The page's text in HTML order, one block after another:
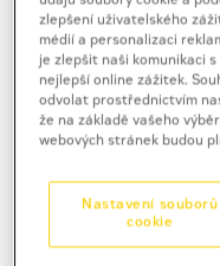
Pro vyměřování
na stavbě není
Pomocí
zlepšení uživatelského
médií a personalizaci
je zlepšit naši komunikaci
nejlepší online zážitek.
odvolat prostřednictvím
že na základě vašeho
webových stránek budou
Nastavení souborů
cookie